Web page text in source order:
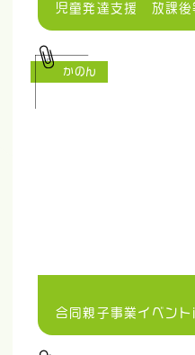
児童発達支援 放課
合同親子事業イベン
かのん